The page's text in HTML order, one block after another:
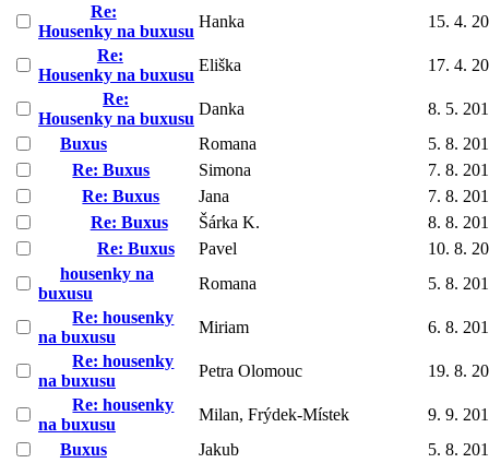
Re:
Housenky na buxusu
Hanka
15. 4.
Re:
Housenky na buxusu
Eliška
17. 4.
Re:
Housenky na buxusu
Danka
8. 5.
Buxus
Romana
5. 8.
Re: Buxus
Simona
7. 8.
Re: Buxus
Jana
7. 8.
Re: Buxus
Šárka K.
8. 8.
Re: Buxus
Pavel
10. 8.
housenky na
buxusu
Romana
5. 8.
Re: housenky
na buxusu
Miriam
6. 8.
Re: housenky
na buxusu
Petra Olomouc
19. 8.
Re: housenky
na buxusu
Milan, Frýdek-Místek
9. 9.
Buxus
Jakub
5. 8.